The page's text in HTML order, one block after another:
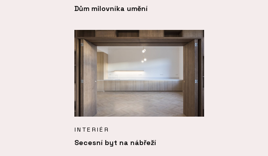
Dům milovníka umění
INTERIÉR
Secesní byt na nábřeží